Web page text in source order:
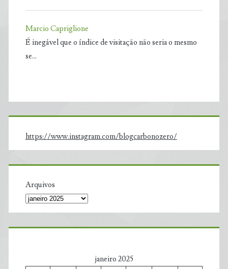
Marcio Capriglione
É inegável que o índice de visitação não seria o mesmo
se…
https://www.instagram.com/blogcarbonozero/
Arquivos
janeiro 2025